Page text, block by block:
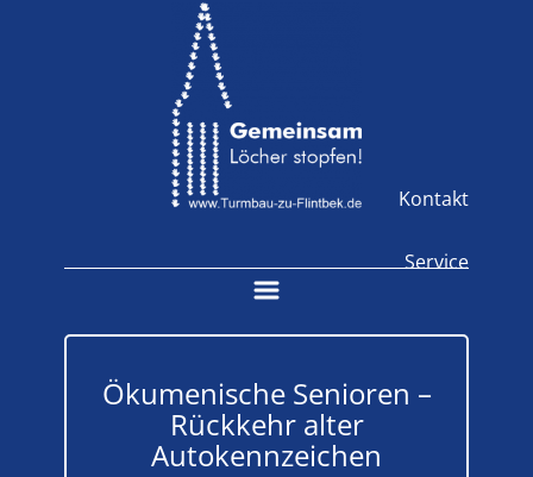
Kontakt
Service
Ökumenische Senioren –
Rückkehr alter
Autokennzeichen